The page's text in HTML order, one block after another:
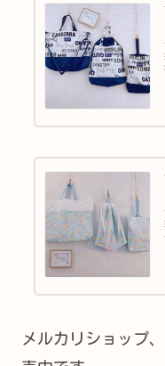
メルカリショップ